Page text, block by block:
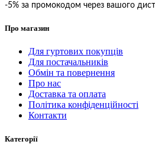
-5% за промокодом через вашого
Про магазин
Для гуртових покупців
Для постачальників
Обмін та повернення
Про нас
Доставка та оплата
Політика конфіденційності
Контакти
Категорії